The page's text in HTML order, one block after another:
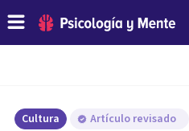
Cultura Artículo revisado